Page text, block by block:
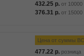
432.25 р. от 10000
376.31 р. от 15000
Цена от суммы
477.22 р. розница